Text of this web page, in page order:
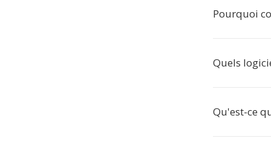
Pourquoi
Quels
Qu'est-ce